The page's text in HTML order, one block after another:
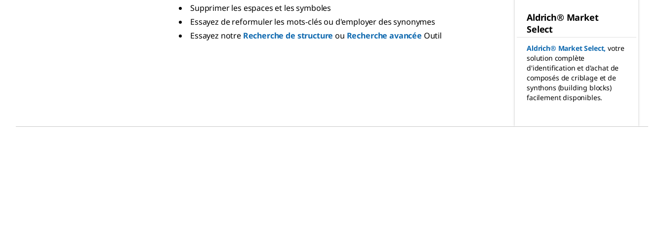
Supprimer les espaces et les symboles
Essayez de reformuler les mots-clés ou d'employer des synonymes
Essayez notre Recherche de structure ou Recherche avancée Outil
Aldrich® Market
Select
Aldrich® Market Select, votre
solution complète
d'identification et d'achat de
composés de criblage et de
synthons (building blocks)
facilement disponibles.